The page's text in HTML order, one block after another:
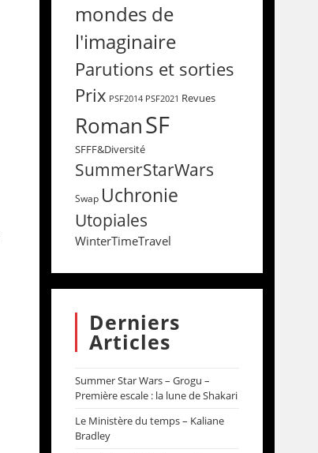
mondes de
l'imaginaire
Parutions et sorties
Prix PSF2014 PSF2021 Revues
RomanSF
SFFF&Diversité
SummerStarWars
Swap Uchronie
Utopiales
WinterTimeTravel
Derniers
Articles
Summer Star Wars – Grogu –
Première escale : la lune de Shakari
Le Ministère du temps – Kaliane
Bradley